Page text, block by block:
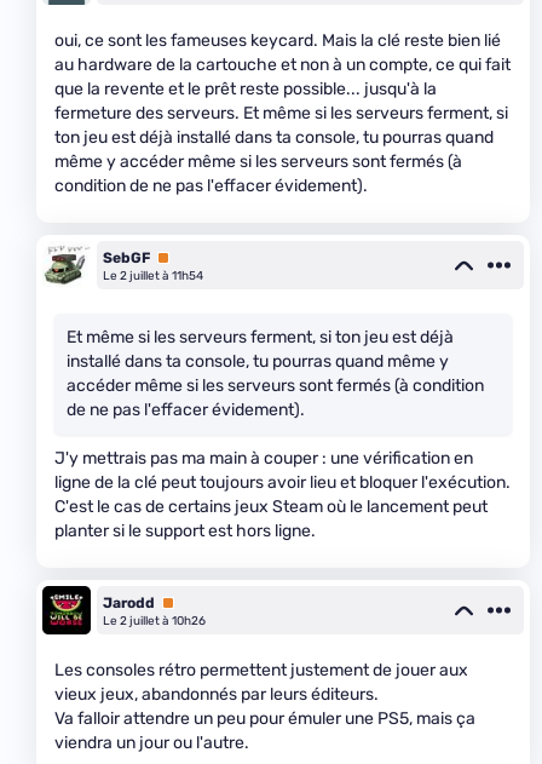
oui, ce sont les fameuses keycard. Mais la clé reste bien lié
au hardware de la cartouche et non à un compte, ce qui fait
que la revente et le prêt reste possible... jusqu'à la
fermeture des serveurs. Et même si les serveurs ferment, si
ton jeu est déjà installé dans ta console, tu pourras quand
même y accéder même si les serveurs sont fermés (à
condition de ne pas l'effacer évidement).
SebGF Premium
Le 2 juillet à 11h54
Et même si les serveurs ferment, si ton jeu est déjà
installé dans ta console, tu pourras quand même y
accéder même si les serveurs sont fermés (à condition
de ne pas l'effacer évidement).
J'y mettrais pas ma main à couper : une vérification en
ligne de la clé peut toujours avoir lieu et bloquer l'exécution.
C'est le cas de certains jeux Steam où le lancement peut
planter si le support est hors ligne.
Jarodd
Premium
Le 2 juillet à 10h26
Les consoles rétro permettent justement de jouer aux
vieux jeux, abandonnés par leurs éditeurs.
Va falloir attendre un peu pour émuler une PS5, mais ça
viendra un jour ou l'autre.